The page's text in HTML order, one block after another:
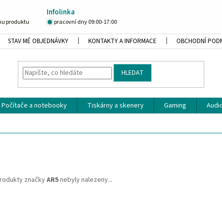
Infolinka
produktu pracovní dny 09:00-17:00
STAV MÉ OBJEDNÁVKY KONTAKTY A INFORMACE OBCHODNÍ
HLEDAT
Počítače a notebooky Tiskárny a skenery Gaming
značkyAR5nebyly nalezeny...